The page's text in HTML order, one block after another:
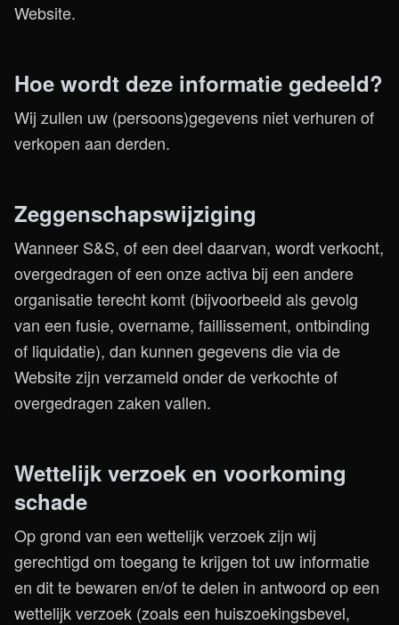
Website.
Hoe wordt deze informatie gedeeld?
Wij zullen uw (persoons)gegevens niet verhuren of
verkopen aan derden.
Zeggenschapswijziging
Wanneer S&S, of een deel daarvan, wordt verkocht,
overgedragen of een onze activa bij een andere
organisatie terecht komt (bijvoorbeeld als gevolg
van een fusie, overname, faillissement, ontbinding
of liquidatie), dan kunnen gegevens die via de
Website zijn verzameld onder de verkochte of
overgedragen zaken vallen.
Wettelijk verzoek en voorkoming
schade
Op grond van een wettelijk verzoek zijn wij
gerechtigd om toegang te krijgen tot uw informatie
en dit te bewaren en/of te delen in antwoord op een
wettelijk verzoek (zoals een huiszoekingsbevel,